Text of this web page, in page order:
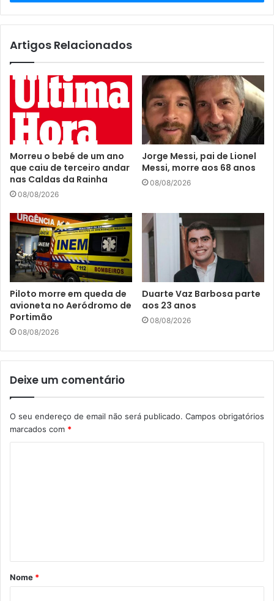
q
u
o
e
u
d
r
e
ç
o
d
e
m
Artigos Relacionados
Morreu o bebé de um ano
que caiu de terceiro andar
nas Caldas da Rainha
08/08/2026
Jorge Messi, pai de Lionel
Messi, morre aos 68 anos
08/08/2026
Piloto morre em queda de
avioneta no Aeródromo de
Portimão
08/08/2026
Duarte Vaz Barbosa parte
aos 23 anos
08/08/2026
Deixe um comentário
O seu endereço de email não será publicado. Campos obrigatórios
marcados com *
á
r
Nome *